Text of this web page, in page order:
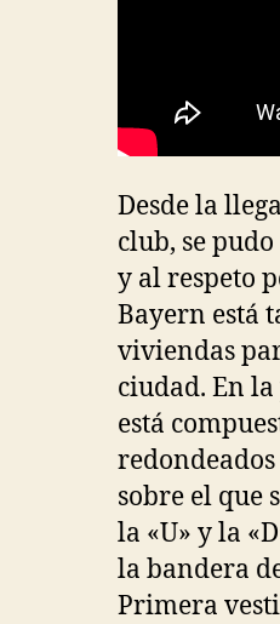
Desde la
club, se
y al respeto
Bayern está
viviendas
ciudad. En
está
sobre el que
la «U» y la
la bandera
Primera